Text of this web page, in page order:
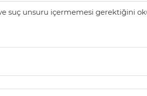
suç unsuru içermemesi gerektiğini